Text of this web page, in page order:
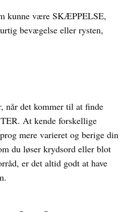
kunne være SKÆPPELSE,
bevægelse eller rysten,
når det kommer til at finde
At kende forskellige
mere varieret og berige din
du løser krydsord eller blot
er det altid godt at have